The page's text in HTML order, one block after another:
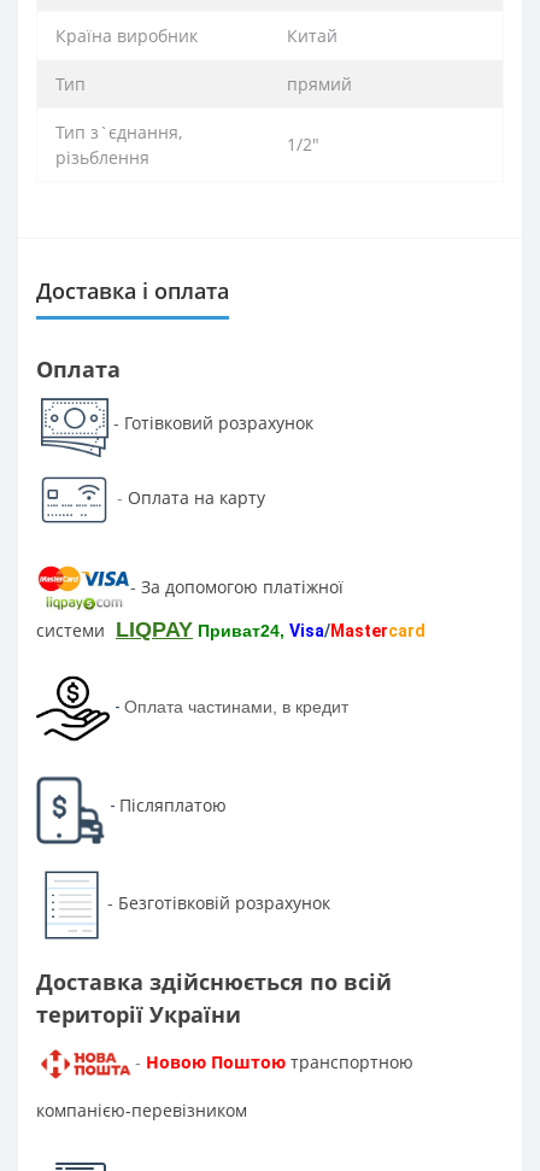
Країна виробник Китай
Тип прямий
Тип з`єднання,
різьблення
1/2″
Доставка і оплата
Оплата
- Готівковий розрахунок
- Оплата на карту
- За допомогою платіжної
системи LIQPAY Приват24, Visa/Mastercard
- Оплата частинами, в кредит
- Післяплатою
- Безготівковій розрахунок
Доставка здійснюється по всій
території України
- Новою Поштою транспортною
компанією-перевізником